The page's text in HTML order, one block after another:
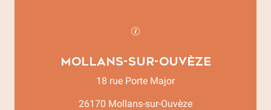
Mollans-sur-Ouvèze
18 rue Porte Major
26170 Mollans-sur-Ouvèze